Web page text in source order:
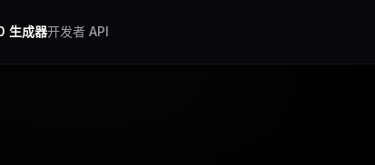
生成器开发者 API